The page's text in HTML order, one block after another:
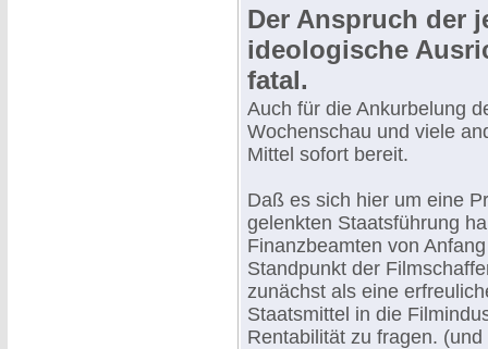
Der Anspruch der
ideologische
fatal.
Auch für die Ankurbelung
Wochenschau und viele
Mittel sofort bereit.
Daß es sich hier um eine
gelenkten Staatsführung
Finanzbeamten von
Standpunkt der
zunächst als eine
Staatsmittel in die
Rentabilität zu fragen.